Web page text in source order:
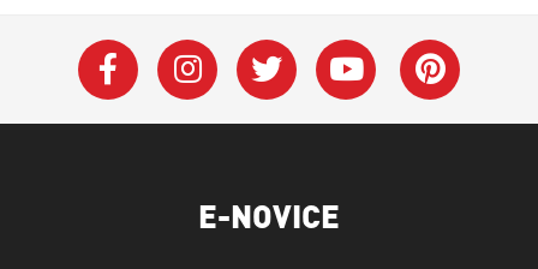
E-NOVICE